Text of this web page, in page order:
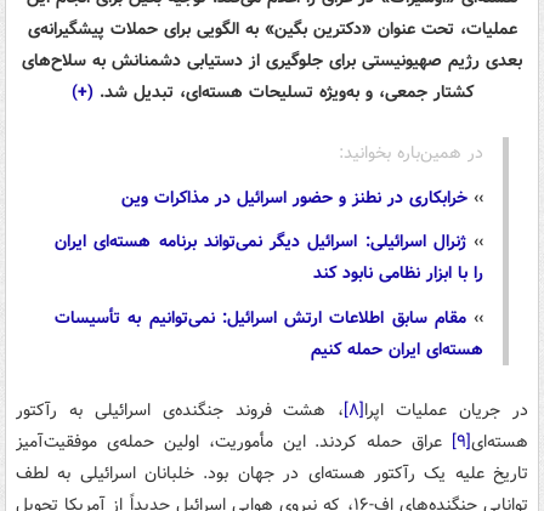
عملیات، تحت عنوان «دکترین بگین» به الگویی برای حملات پیشگیرانه‌ی
بعدی رژیم صهیونیستی برای جلوگیری از دستیابی دشمنانش به سلاح‌های
کشتار جمعی، و به‌ویژه تسلیحات هسته‌ای، تبدیل شد.(+)
در همین‌باره بخوانید:
›› خرابکاری در نطنز و حضور اسرائیل در مذاکرات وین
›› ژنرال اسرائیلی: اسرائیل دیگر نمی‌تواند برنامه هسته‌ای ایران
را با ابزار نظامی ‌نابود کند
›› مقام سابق اطلاعات ارتش اسرائیل: نمی‌توانیم به تأسیسات
هسته‌ای ایران حمله کنیم
در جریان عملیات اپرا[۸]، هشت فروند جنگنده‌ی اسرائیلی به رآکتور
هسته‌ای[۹] عراق حمله کردند. این مأموریت، اولین حمله‌ی موفقیت‌آمیز
تاریخ علیه یک رآکتور هسته‌ای در جهان بود. خلبانان اسرائیلی به لطف
توانایی جنگنده‌های اف-۱۶، که نیروی هوایی اسرائیل جدیداً از آمریکا تحویل